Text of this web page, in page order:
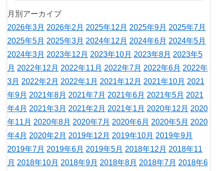
月別アーカイブ
2026年3月 2026年2月 2025年12月 2025年9月 2025年7月
2025年5月 2025年3月 2024年12月 2024年6月 2024年5月
2024年3月 2023年12月 2023年10月 2023年8月 2023年5
月 2022年12月 2022年11月 2022年7月 2022年6月 2022年
3月 2022年2月 2022年1月 2021年12月 2021年10月 2021
年9月 2021年8月 2021年7月 2021年6月 2021年5月 2021
年4月 2021年3月 2021年2月 2021年1月 2020年12月 2020
年11月 2020年8月 2020年7月 2020年6月 2020年5月 2020
年4月 2020年2月 2019年12月 2019年10月 2019年9月
2019年7月 2019年6月 2019年5月 2018年12月 2018年11
月 2018年10月 2018年9月 2018年8月 2018年7月 2018年6